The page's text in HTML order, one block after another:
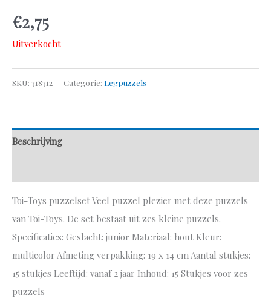
€2,75
Uitverkocht
SKU: 318312 Categorie: Legpuzzels
Beschrijving
Toi-Toys puzzelset Veel puzzel plezier met deze puzzels
van Toi-Toys. De set bestaat uit zes kleine puzzels.
Specificaties: Geslacht: junior Materiaal: hout Kleur:
multicolor Afmeting verpakking: 19 x 14 cm Aantal stukjes:
15 stukjes Leeftijd: vanaf 2 jaar Inhoud: 15 Stukjes voor zes
puzzels